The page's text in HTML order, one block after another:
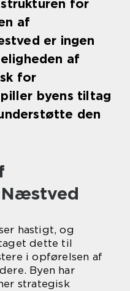
for
af
er ingen
af
for
byens tiltag
den
hastigt, og
dette til
i opførelsen af
Byen har
strategisk